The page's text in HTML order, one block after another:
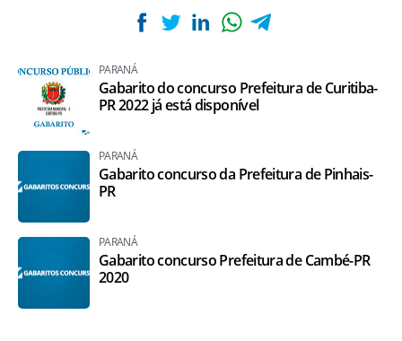
PARANÁ
Gabarito do concurso Prefeitura de Curitiba-
PR 2022 já está disponível
PARANÁ
Gabarito concurso da Prefeitura de Pinhais-
PR
PARANÁ
Gabarito concurso Prefeitura de Cambé-PR
2020